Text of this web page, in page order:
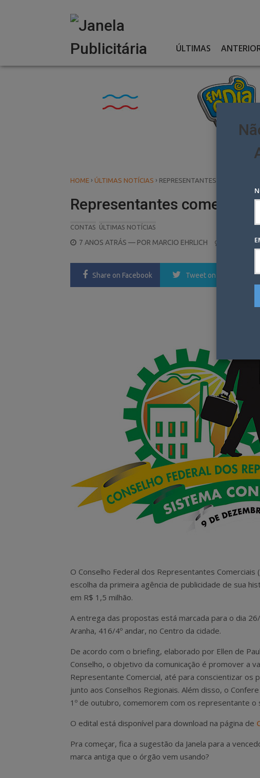
ÚLTIMAS
HOME › ÚLTIMAS NOTÍCIAS › REPRESENTANTES COMERCIAIS
Representantes
CONTAS ÚLTIMAS NOTÍCIAS
POSTED
7 ANOS ATRÁS — POR MARCIO EHRLICH
Share on Facebook Tweet on Twitter
O Conselho Federal dos Representantes Comerciais
escolha da primeira agência de publicidade de sua
em R$ 1,5 milhão.
A entrega das propostas está marcada para o dia
Aranha, 416/4º andar, no Centro da cidade.
De acordo com o briefing, elaborado por Ellen de
Conselho, o objetivo da comunicação é promover a
Representante Comercial, até para conscientizar
junto aos Conselhos Regionais. Além disso, o
1º de outubro, comemorem com os representante o
O edital está disponível para download na página de
Pra começar, fica a sugestão da Janela para a
marca antiga que o órgão vem usando?